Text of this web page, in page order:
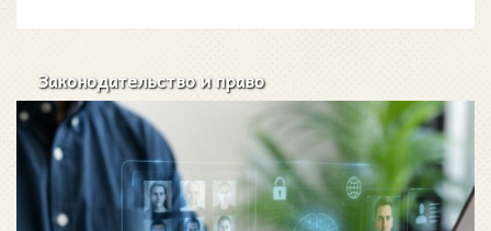
Законодательство и право